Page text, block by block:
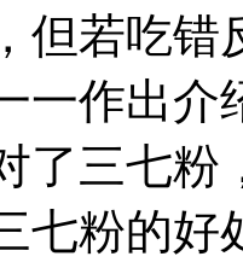
但若吃错
一作出
了三七粉
七粉的好